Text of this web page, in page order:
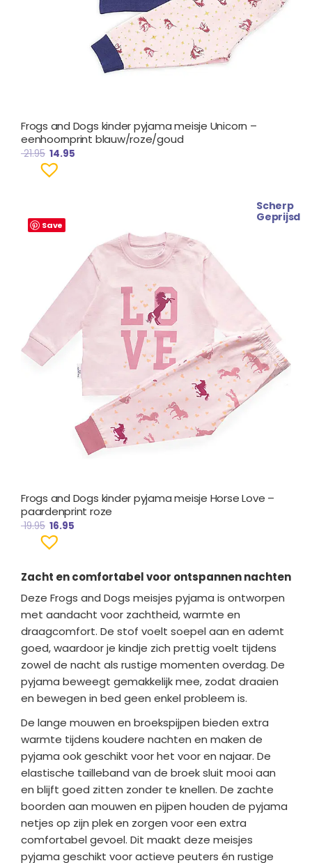
Frogs and Dogs kinder pyjama meisje Unicorn –
eenhoornprint blauw/roze/goud
21.95 14.95
Save
Scherp
Geprijsd
Frogs and Dogs kinder pyjama meisje Horse Love –
paardenprint roze
19.95
prijs
was:
16.95
€ 16.95.
Zacht en comfortabel voor ontspannen nachten
Deze Frogs and Dogs meisjes pyjama is ontworpen
met aandacht voor zachtheid, warmte en
draagcomfort. De stof voelt soepel aan en ademt
goed, waardoor je kindje zich prettig voelt tijdens
zowel de nacht als rustige momenten overdag. De
pyjama beweegt gemakkelijk mee, zodat draaien
en bewegen in bed geen enkel probleem is.
De lange mouwen en broekspijpen bieden extra
warmte tijdens koudere nachten en maken de
pyjama ook geschikt voor het voor en najaar. De
elastische tailleband van de broek sluit mooi aan
en blijft goed zitten zonder te knellen. De zachte
boorden aan mouwen en pijpen houden de pyjama
netjes op zijn plek en zorgen voor een extra
comfortabel gevoel. Dit maakt deze meisjes
pyjama geschikt voor actieve peuters én rustige